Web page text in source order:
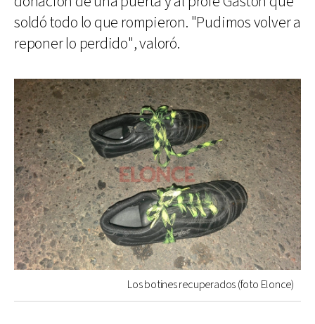
soldó todo lo que rompieron. "Pudimos volver a
reponer lo perdido", valoró.
Los botines recuperados (foto Elonce)